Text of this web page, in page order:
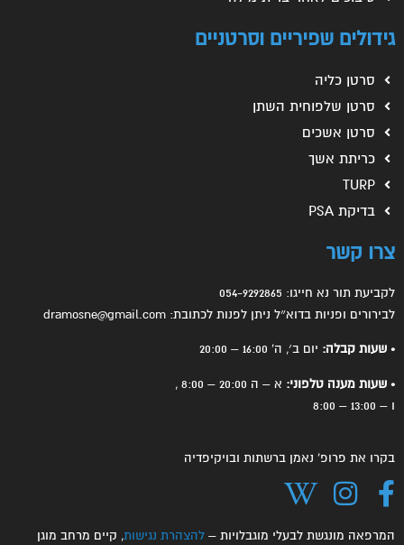
גידולים שפיריים וסרטניים
סרטן כליה
סרטן שלפוחית השתן
סרטן אשכים
כריתת אשך
TURP
בדיקת PSA
צרו קשר
לקביעת תור נא חייגו: 054-9292865
לבירורים ופניות בדוא״ל ניתן לפנות לכתובת: dramosne@gmail.com
• שעות קבלה: יום ב׳, ה' 16:00 – 20:00
• שעות מענה טלפוני: א – ה 20:00 – 8:00 ,
ו – 13:00 – 8:00
בקרו את פרופ' נאמן ברשתות ובויקיפדיה
המרפאה מונגשת לבעלי מוגבלויות – להצהרת נגישות, קיים מרחב מוגן